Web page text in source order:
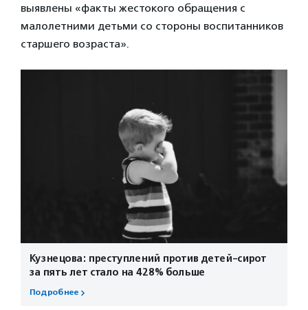
выявлены «факты жестокого обращения с
малолетними детьми со стороны воспитанников
старшего возраста».
Кузнецова: преступлений против детей-сирот
за пять лет стало на 428% больше
Подробнее